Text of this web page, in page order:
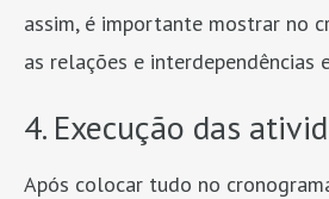
assim, é importante mostrar no
as relações e interdependências
4. Execução das
Após colocar tudo no